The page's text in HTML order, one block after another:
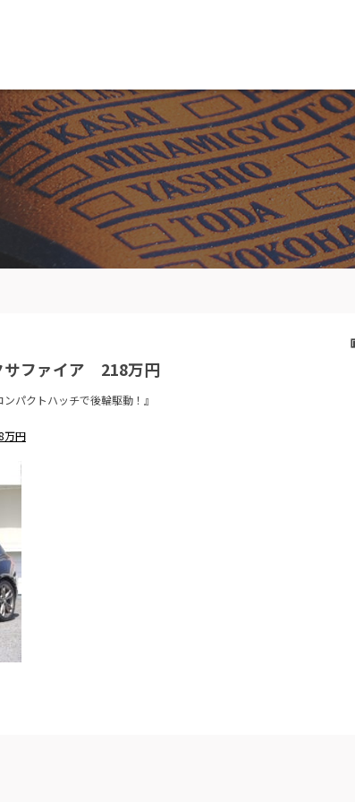
在庫リスト
Stock list
アクセスマップ
Access map
オーダーサービス
Order service
ファイア 218万円
クトハッチで後輪駆動！』
円